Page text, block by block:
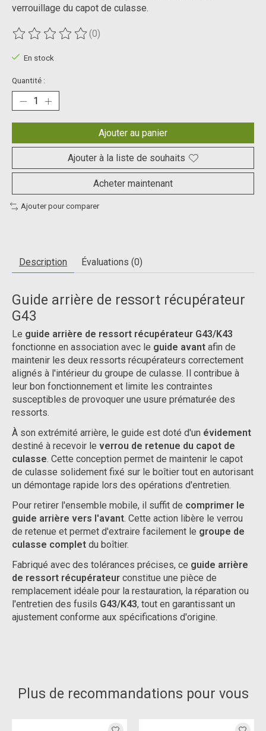
verrouillage du capot de culasse.
Ce produit est évalué à
(0)
En stock
Quantité :
Ajouter au panier
Ajouter à la liste de souhaits
Acheter maintenant
Ajouter pour comparer
Description Évaluations (0)
Guide arrière de ressort récupérateur
G43
Le guide arrière de ressort récupérateur G43/K43
fonctionne en association avec le guide avant afin de
maintenir les deux ressorts récupérateurs correctement
alignés à l'intérieur du groupe de culasse. Il contribue à
leur bon fonctionnement et limite les contraintes
susceptibles de provoquer une usure prématurée des
ressorts.
À son extrémité arrière, le guide est doté d'un évidement
destiné à recevoir le verrou de retenue du capot de
culasse. Cette conception permet de maintenir le capot
de culasse solidement fixé sur le boîtier tout en autorisant
un démontage rapide lors des opérations d'entretien.
Pour retirer l'ensemble mobile, il suffit de comprimer le
guide arrière vers l'avant. Cette action libère le verrou
de retenue et permet d'extraire facilement le groupe de
culasse complet du boîtier.
Fabriqué avec des tolérances précises, ce guide arrière
de ressort récupérateur constitue une pièce de
remplacement idéale pour la restauration, la réparation ou
l'entretien des fusils G43/K43, tout en garantissant un
ajustement conforme aux spécifications d'origine.
Plus de recommandations pour vous
Articles du carrousel de produits